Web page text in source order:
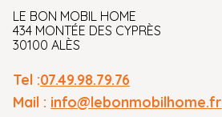
LE BON MOBIL HOME
434 MONTÉE DES CYPRÈS
30100 ALÈS
Tel :07.49.98.79.76
Mail : info@lebonmobilhome.fr